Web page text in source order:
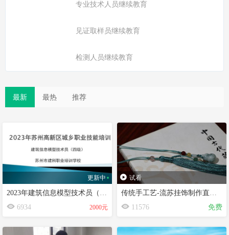
专业技术人员继续教育
见证取样员继续教育
检测人员继续教育
最新 最热 推荐
更新中
2023年建筑信息模型技术员（第一期）
6934
2000元
试看
传统手工艺-流苏挂饰制作直播公开课
11576
免费